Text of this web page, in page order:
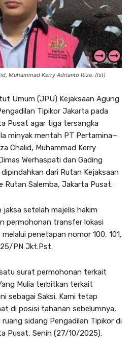
Muhammad Kerry Adrianto Riza. (Ist)
Umum (JPU) Kejaksaan Agung
Tipikor Jakarta pada
Pusat agar tiga tersangka
minyak mentah PT Pertamina—
Chalid, Muhammad Kerry
Werhaspati dan Gading
dari Rutan Kejaksaan
Rutan Salemba, Jakarta Pusat.
setelah majelis hakim
permohonan transfer lokasi
penetapan nomor 100, 101,
PN Jkt.Pst.
surat permohonan terkait
Mulia terbitkan terkait
sebagai Saksi. Kami tetap
di posisi tahanan sebelumnya,
ruang sidang Pengadilan Tipikor di
Pusat, Senin (27/10/2025).